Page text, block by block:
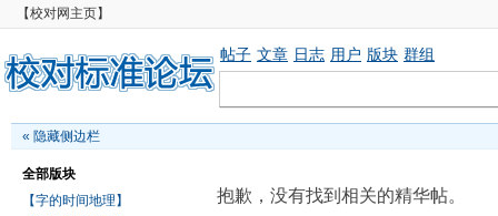
【校对网主页】
帖子 文章 日志 用户 版块 群组
« 隐藏侧边栏
全部版块
【字的时间地理】
抱歉，没有找到相关的精华帖。